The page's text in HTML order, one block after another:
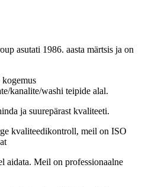
asutati 1986. aasta märtsis ja on
kogemus
kanalite/washi teipide alal.
ja suurepärast kvaliteeti.
kvaliteedikontroll, meil on ISO
aidata. Meil ​​on professionaalne